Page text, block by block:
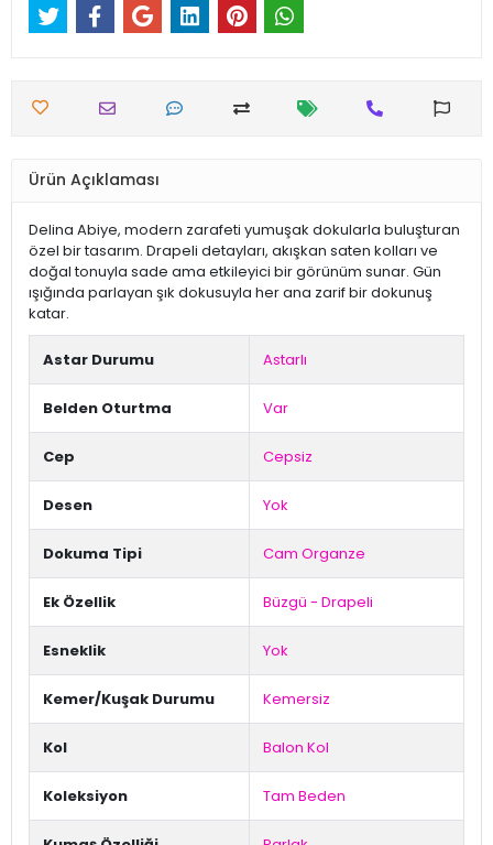
Ürün Açıklaması
Delina Abiye, modern zarafeti yumuşak dokularla buluşturan
özel bir tasarım. Drapeli detayları, akışkan saten kolları ve
doğal tonuyla sade ama etkileyici bir görünüm sunar. Gün
ışığında parlayan şık dokusuyla her ana zarif bir dokunuş
katar.
Astar Durumu Astarlı
Belden Oturtma Var
Cep Cepsiz
Desen Yok
Dokuma Tipi Cam Organze
Ek Özellik Büzgü - Drapeli
Esneklik Yok
Kemer/Kuşak Durumu Kemersiz
Kol Balon Kol
Koleksiyon Tam Beden